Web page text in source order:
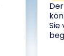
Sie